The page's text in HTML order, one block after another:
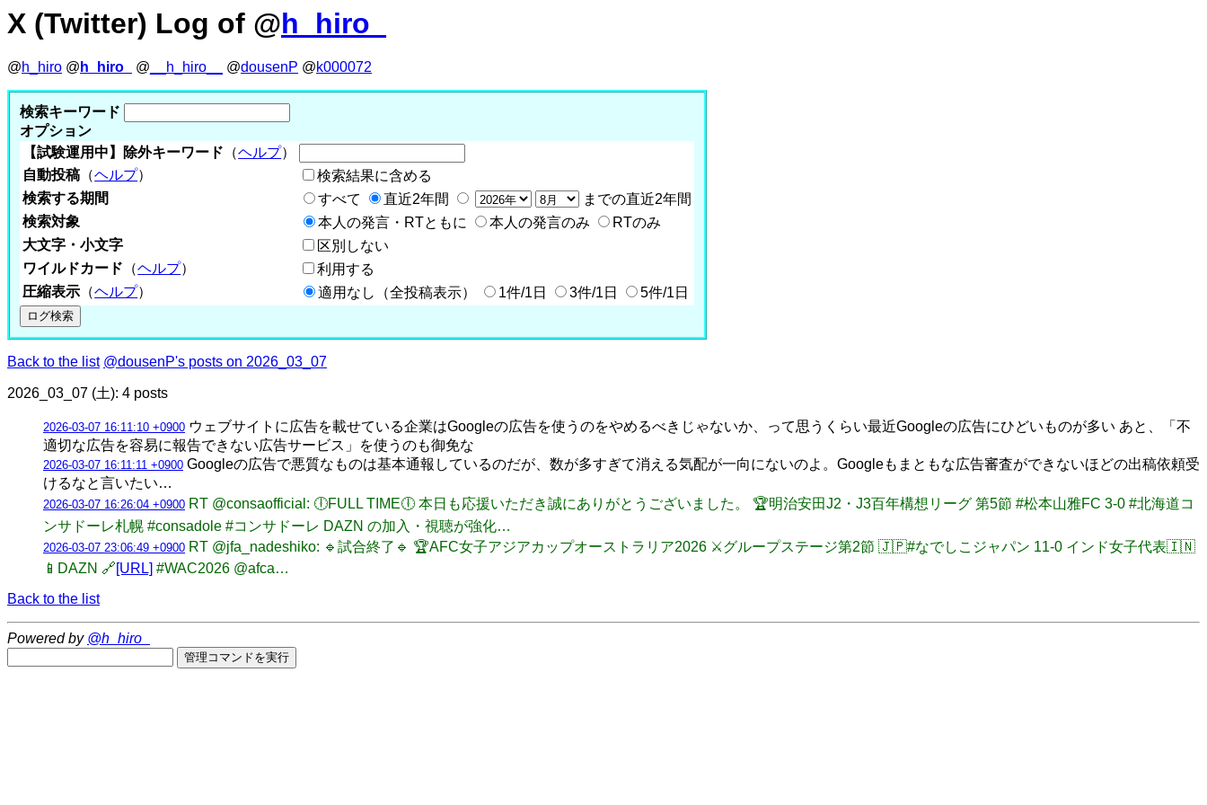
X (Twitter) Log of @h_hiro_
@h_hiro @ h_hiro_ @ __h_hiro__ @dousenP @k000072
検索キーワード
オプション
【試験運用中】除外キーワード （ヘルプ）
自動投稿 （ヘルプ）
検索結果に含める
検索する期間
すべて 直近2年間
までの直近2年間
検索対象
本人の発言・RTともに 本人の発言のみ
RTのみ
大文字・小文字
区別しない
ワイルドカード （ヘルプ）
利用する
圧縮表示 （ヘルプ） 適用なし（全投稿表示） 1件/1日 3件/1日 5件/1日
Back to the list @dousenP's posts on 2026_03_07
2026_03_07 (土): 4 posts
2026-03-07 16:11:10 +0900 ウェブサイトに広告を載せている企業はGoogleの広告を使うのをやめるべきじゃないか、って思うくらい最近Googleの広告にひどいものが多い あと、「不
適切な広告を容易に報告できない広告サービス」を使うのも御免な
2026-03-07 16:11:11 +0900 Googleの広告で悪質なものは基本通報しているのだが、数が多すぎて消える気配が一向にないのよ。Googleもまともな広告審査ができないほどの出稿依頼受
けるなと言いたい…
2026-03-07 16:26:04 +0900 RT @consaofficial: 🕕FULL TIME🕕 本日も応援いただき誠にありがとうございました。 🏆明治安田J2・J3百年構想リーグ 第5節 #松本山雅FC 3-0 #北海道コ
ンサドーレ札幌 #consadole #コンサドーレ DAZN の加入・視聴が強化…
2026-03-07 23:06:49 +0900 RT @jfa_nadeshiko: 🔹試合終了🔹 🏆AFC女子アジアカップオーストラリア2026 ⚔️グループステージ第2節 🇯🇵#なでしこジャパン 11-0 インド女子代表🇮🇳
📱DAZN 🔗[URL] #WAC2026 @afca…
Back to the list
Powered by @h_hiro_